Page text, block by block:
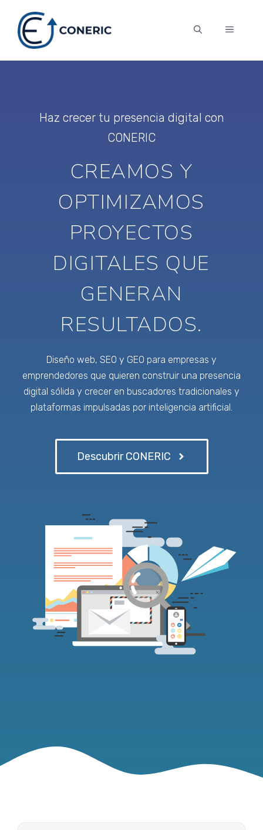
content
MENU
Haz crecer tu presencia digital con
CONERIC
CREAMOS Y
OPTIMIZAMOS
PROYECTOS
DIGITALES QUE
GENERAN
RESULTADOS.
Diseño web, SEO y GEO para empresas y
emprendedores que quieren construir una presencia
digital sólida y crecer en buscadores tradicionales y
plataformas impulsadas por inteligencia artificial.
Descubrir CONERIC